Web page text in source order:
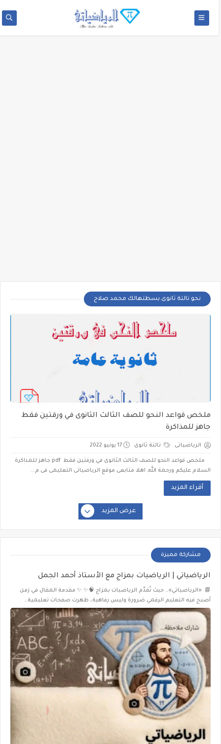
نحو تالتة ثانوى.بسطتهالك محمد صلاح
ملخص قواعد النحو للصف الثالث الثانوى في ورقتين فقط
جاهز للمذاكرة
الرياضياتى تالتة ثانوى 17 يونيو 2022
ملخص قواعد النحو للصف الثالث الثانوى في ورقتين فقط pdf جاهز للمذاكرة
السلام عليكم ورحمة الله, اهلا متابعى موقع الرياضياتى التعليمى فى م...
أقراء المزيد
عرض المزيد
مشاركة مميزة
الرياضياتي | الرياضيات بمزاج مع الأستاذ أحمد الجمل
📘 «الرياضياتي»… حيث تُقدَّم الرياضيات بمزاج 🧠✨ ✨ مقدمة المقال في زمن
أصبح فيه التعليم الرقمي ضرورة وليس رفاهية، ظهرت صفحات تعليمية…